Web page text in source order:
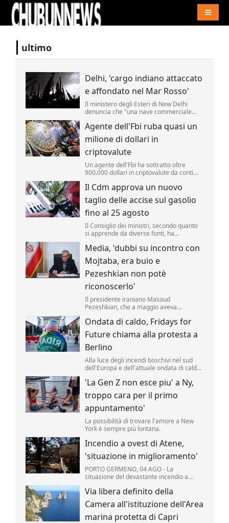
ultimo
Delhi, 'cargo indiano attaccato
e affondato nel Mar Rosso'
Il ministero degli Esteri di New Delhi
denuncia che "una nave commerciale
Noore Oliya" ha subito "un attacco" ed "è
affondata nel Mar Rosso al largo delle
coste dello Yemen".
Agente dell'Fbi ruba quasi un
milione di dollari in
criptovalute
Un agente dell'Fbi ha sottratto oltre
900.000 dollari in criptovalute da conti
un'indagine. Lo riporta la Cnn.
Il Cdm approva un nuovo
taglio delle accise sul gasolio
fino al 25 agosto
Il Consiglio dei ministri, secondo quanto
si apprende da diverse fonti, ha
gasolio fino al 25 agosto. Il valore della
riduzione resta di 17 centesimi al litro
(compresa l'Iva) .
Media, 'dubbi su incontro con
Mojtaba, era buio e
Pezeshkian non potè
riconoscerlo'
Il presidente iraniano Masoud
Pezeshkian, che a maggio aveva
nuova Guida Suprema Mojtaba
Khamenei, avrebbe avuto solo un
incontro di pochi minuti, al buio, senza
poterlo riconoscere.
Ondata di caldo, Fridays for
Future chiama alla protesta a
Berlino
Alla luce degli incendi boschivi nel sud
dell'Europa e dell'attuale ondata di caldo,
"Fridays for Future" ha indetto per giovedì
pomeriggio una manifestazione davanti
alla Cancelleria federale tedesca a
Berlino.
'La Gen Z non esce piu' a Ny,
troppo cara per il primo
appuntamento'
La possibilità di trovare l'amore a New
York è sempre più lontana.
Incendio a ovest di Atene,
'situazione in miglioramento'
PORTO GERMENO, 04 AGO - La
situazione del devastante incendio a
migliorata", secondo i vigili del fuoco
mobilitati per il quinto giorno consecutivo
per domare le fiamme che hanno colpito
migliaia di ettari di pinete, macchia ...
Via libera definito della
Camera all'istituzione dell'Area
marina protetta di Capri